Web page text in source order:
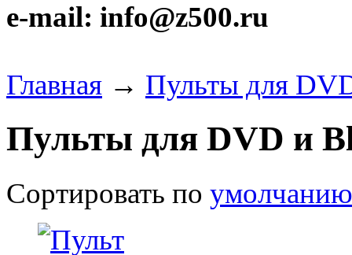
e-mail: info@z500.ru
Главная → Пульты для
Пульты для DVD и
Сортировать по умолчанию